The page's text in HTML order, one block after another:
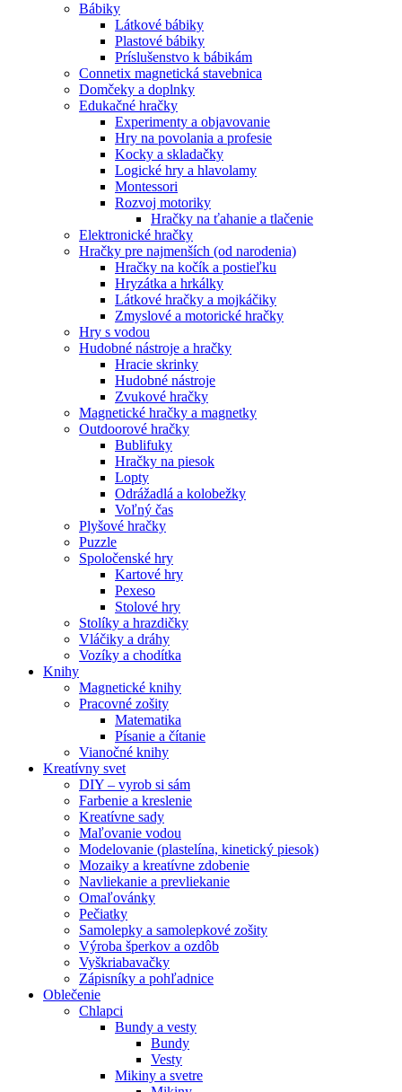
Bábiky
Látkové bábiky
Plastové bábiky
Príslušenstvo k bábikám
Connetix magnetická stavebnica
Domčeky a doplnky
Edukačné hračky
Experimenty a objavovanie
Hry na povolania a profesie
Kocky a skladačky
Logické hry a hlavolamy
Montessori
Rozvoj motoriky
Hračky na ťahanie a tlačenie
Elektronické hračky
Hračky pre najmenších (od narodenia)
Hračky na kočík a postieľku
Hryzátka a hrkálky
Látkové hračky a mojkáčiky
Zmyslové a motorické hračky
Hry s vodou
Hudobné nástroje a hračky
Hracie skrinky
Hudobné nástroje
Zvukové hračky
Magnetické hračky a magnetky
Outdoorové hračky
Bublifuky
Hračky na piesok
Lopty
Odrážadlá a kolobežky
Voľný čas
Plyšové hračky
Puzzle
Spoločenské hry
Kartové hry
Pexeso
Stolové hry
Stolíky a hrazdičky
Vláčiky a dráhy
Vozíky a chodítka
Knihy
Magnetické knihy
Pracovné zošity
Matematika
Písanie a čítanie
Vianočné knihy
Kreatívny svet
DIY – vyrob si sám
Farbenie a kreslenie
Kreatívne sady
Maľovanie vodou
Modelovanie (plastelína, kinetický piesok)
Mozaiky a kreatívne zdobenie
Navliekanie a prevliekanie
Omaľovánky
Pečiatky
Samolepky a samolepkové zošity
Výroba šperkov a ozdôb
Vyškriabavačky
Zápisníky a pohľadnice
Oblečenie
Chlapci
Bundy a vesty
Bundy
Vesty
Mikiny a svetre